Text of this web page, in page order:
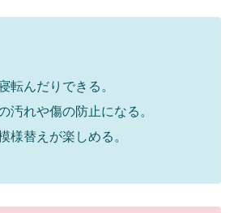
転んだりできる。
汚れや傷の防止になる。
様替えが楽しめる。